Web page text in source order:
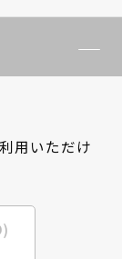
用いただけ